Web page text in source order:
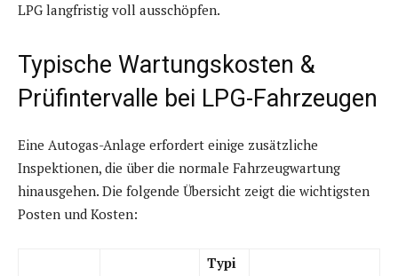
LPG langfristig voll ausschöpfen.
Typische Wartungskosten &
Prüfintervalle bei LPG-Fahrzeugen
Eine Autogas-Anlage erfordert einige zusätzliche
Inspektionen, die über die normale Fahrzeugwartung
hinausgehen. Die folgende Übersicht zeigt die wichtigsten
Posten und Kosten:
Typi